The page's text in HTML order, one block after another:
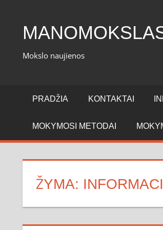
content
Mokslo naujienos
PRADŽIA KONTAKTAI
MOKYMOSI METODAI
ŽYMA: